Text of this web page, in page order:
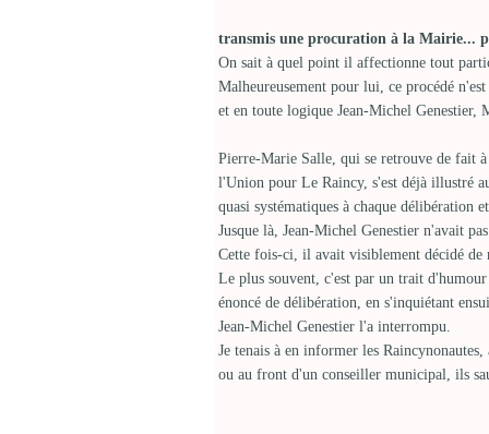
transmis une procuration à la Mairie...
On sait à quel point il affectionne tout
Malheureusement pour lui, ce procédé
et en toute logique Jean-Michel Genestier,
Pierre-Marie Salle, qui se retrouve de fait
l'Union pour Le Raincy, s'est déjà illustré
quasi systématiques à chaque délibération
Jusque là, Jean-Michel Genestier n'avait
Cette fois-ci, il avait visiblement décidé de
Le plus souvent, c'est par un trait
énoncé de délibération, en s'inquiétant
Jean-Michel Genestier l'a interrompu.
Je tenais à en informer les
ou au front d'un conseiller municipal, ils